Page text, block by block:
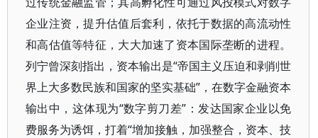
企业注资，提升估值后套利，依托于数据的高流动性
和高估值等特征，大大加速了资本国际垄断的进程。
列宁曾深刻指出，资本输出是“帝国主义压迫和剥削世
界上大多数民族和国家的坚实基础”，在数字金融资本
输出中，这体现为“数字剪刀差”：发达国家企业以免
费服务为诱饵，打着“增加接触，加强整合，资本、技